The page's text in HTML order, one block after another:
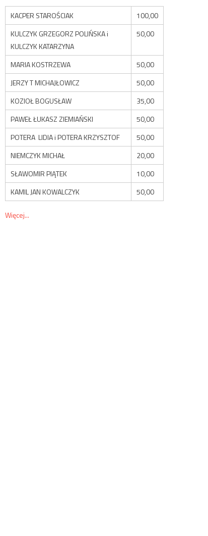
KACPER STAROŚCIAK
100,00
KULCZYK GRZEGORZ POLIŃSKA i
KULCZYK KATARZYNA
50,00
MARIA KOSTRZEWA
50,00
JERZY T MICHAJŁOWICZ
50,00
KOZIOŁ BOGUSŁAW
35,00
PAWEŁ ŁUKASZ ZIEMIAŃSKI
50,00
POTERA LIDIA i POTERA KRZYSZTOF
50,00
NIEMCZYK MICHAŁ
20,00
SŁAWOMIR PIĄTEK
10,00
KAMIL JAN KOWALCZYK
50,00
Więcej...